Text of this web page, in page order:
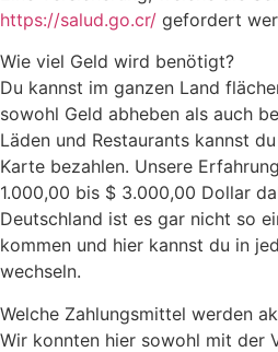
https://salud.go.cr/ gefordert
Wie viel Geld wird benötigt?
Du kannst im ganzen Land
sowohl Geld abheben als auch
Läden und Restaurants kannst
Karte bezahlen. Unsere
1.000,00 bis $ 3.000,00 Dollar
Deutschland ist es gar nicht so
kommen und hier kannst du in
wechseln.
Welche Zahlungsmittel werden
Wir konnten hier sowohl mit der